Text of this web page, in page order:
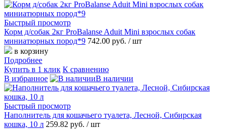
Быстрый просмотр
Корм д/собак 2кг ProBalanse Aduit Mini взрослых собак
миниатюрных пород*9 742.00 руб. / шт
в корзину
Подробнее
Купить в 1 клик К сравнению
В избранное
В наличии
Быстрый просмотр
Наполнитель для кошачьего туалета, Лесной, Сибирская
кошка, 10 л 259.82 руб. / шт